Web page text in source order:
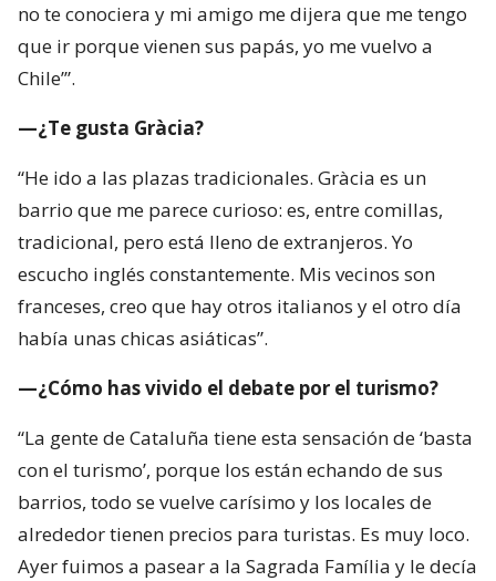
no te conociera y mi amigo me dijera que me tengo
que ir porque vienen sus papás, yo me vuelvo a
Chile’”.
—¿Te gusta Gràcia?
“He ido a las plazas tradicionales. Gràcia es un
barrio que me parece curioso: es, entre comillas,
tradicional, pero está lleno de extranjeros. Yo
escucho inglés constantemente. Mis vecinos son
franceses, creo que hay otros italianos y el otro día
había unas chicas asiáticas”.
—¿Cómo has vivido el debate por el turismo?
“La gente de Cataluña tiene esta sensación de ‘basta
con el turismo’, porque los están echando de sus
barrios, todo se vuelve carísimo y los locales de
alrededor tienen precios para turistas. Es muy loco.
Ayer fuimos a pasear a la Sagrada Família y le decía